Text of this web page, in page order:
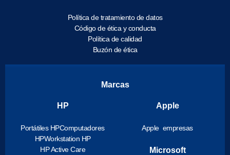
Política de tratamiento de datos
Código de ética y conducta
Política de calidad
Buzón de ética
Marcas
HP
Portátiles HPComputadores
HPWorkstation HP
HP Active Care
Apple
Apple empresas
Microsoft